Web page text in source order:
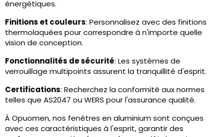
énergétiques.
Finitions et couleurs: Personnalisez avec des finitions
thermolaquées pour correspondre à n'importe quelle
vision de conception.
Fonctionnalités de sécurité: Les systèmes de
verrouillage multipoints assurent la tranquillité d'esprit.
Certifications: Recherchez la conformité aux normes
telles que AS2047 ou WERS pour l'assurance qualité.
À Opuomen, nos fenêtres en aluminium sont conçues
avec ces caractéristiques à l'esprit, garantir des